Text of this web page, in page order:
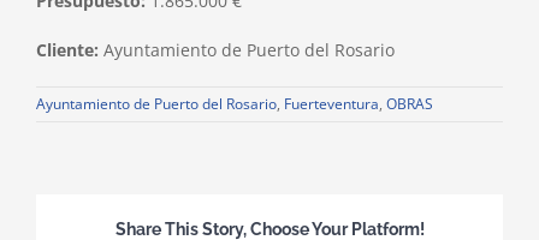
Cliente: Ayuntamiento de Puerto del Rosario
Ayuntamiento de Puerto del Rosario, Fuerteventura, OBRAS
Share This Story, Choose Your Platform!